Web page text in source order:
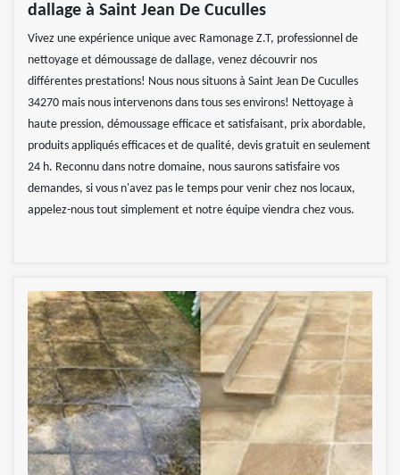
dallage à Saint Jean De Cuculles
Vivez une expérience unique avec Ramonage Z.T, professionnel de
nettoyage et démoussage de dallage, venez découvrir nos
différentes prestations! Nous nous situons à Saint Jean De Cuculles
34270 mais nous intervenons dans tous ses environs! Nettoyage à
haute pression, démoussage efficace et satisfaisant, prix abordable,
produits appliqués efficaces et de qualité, devis gratuit en seulement
24 h. Reconnu dans notre domaine, nous saurons satisfaire vos
demandes, si vous n'avez pas le temps pour venir chez nos locaux,
appelez-nous tout simplement et notre équipe viendra chez vous.